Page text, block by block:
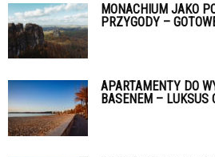
MONACHIUM JAKO
PRZYGODY –
APARTAMENTY DO
BASENEM – LUKSUS